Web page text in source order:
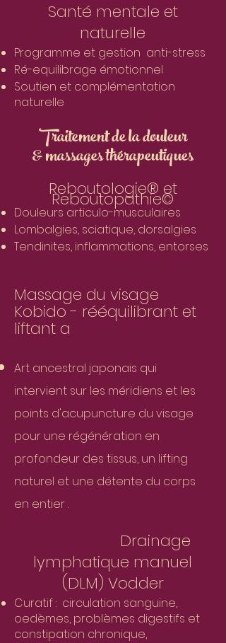
Santé mentale et
naturelle
Programme et gestion anti-stress
Ré-equilibrage émotionnel
Soutien et complémentation
naturelle
Traitement de la douleur
& massages thérapeutiques
Reboutologie® et
Reboutopathie©
Douleurs articulo-musculaires
Lombalgies, sciatique, dorsalgies
Tendinites, inflammations, entorses
Massage du visage
Kobido - rééquilibrant et
liftant a
Art ancestral japonais qui
intervient sur les méridiens et les
points d'acupuncture du visage
pour une régénération en
profondeur des tissus, un lifting
naturel et une détente du corps
en entier .
Drainage
lymphatique manuel
(DLM) Vodder
Curatif : circulation sanguine,
oedèmes, problèmes digestifs et
constipation chronique,